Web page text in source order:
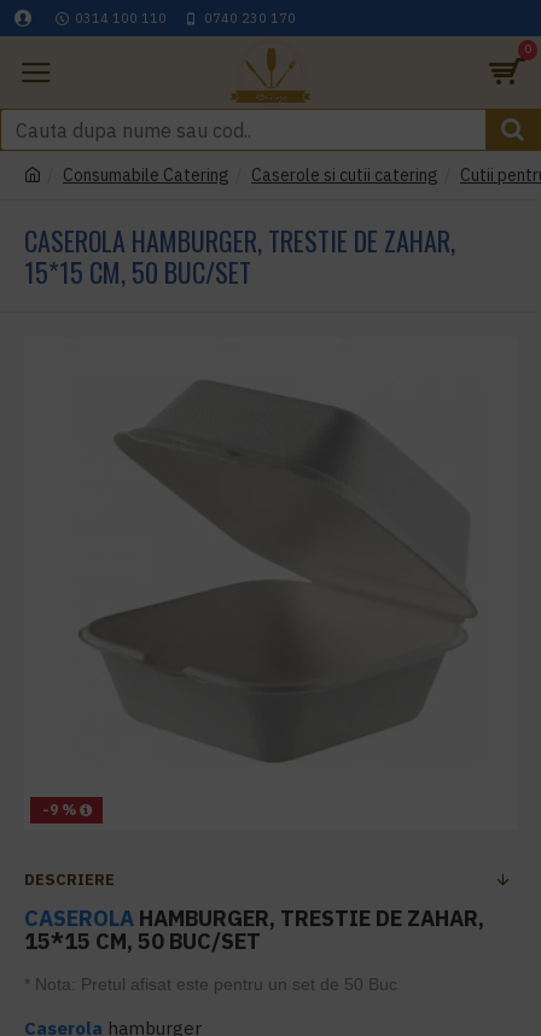
0314 100 110 0740 230 170
0
Consumabile Catering Caserole si cutii catering Cutii
CASEROLA HAMBURGER, TRESTIE DE ZAHAR,
15*15 CM, 50 BUC/SET
-9 %
DESCRIERE
CASEROLA HAMBURGER, TRESTIE DE ZAHAR,
15*15 CM, 50 BUC/SET
* Nota: Pretul afisat este pentru un set de 50 Buc
Caserola hamburger